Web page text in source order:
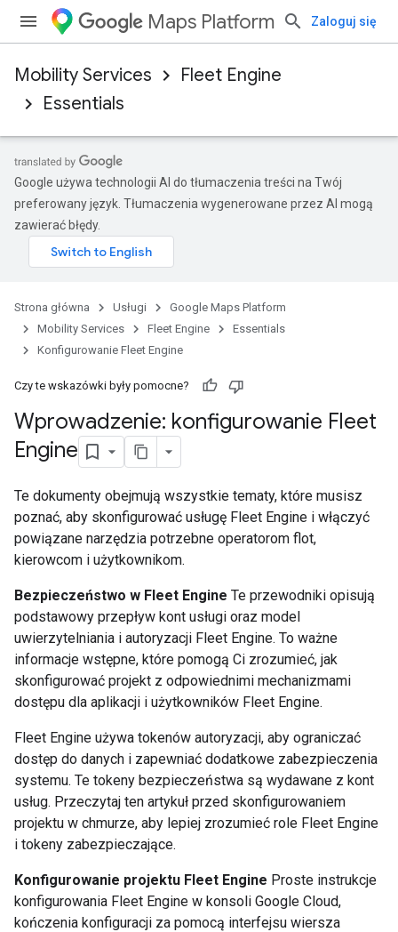
Maps Platform Zaloguj się
Mobility Services
Fleet Engine
Essentials
Google używa technologii AI do tłumaczenia treści na Twój
preferowany język. Tłumaczenia wygenerowane przez AI mogą
zawierać błędy.
Strona główna Usługi
Google Maps Platform
Mobility Services
Fleet Engine
Essentials
Konfigurowanie Fleet Engine
Czy te wskazówki były pomocne?
Wprowadzenie: konfigurowanie Fleet
Engine
Te dokumenty obejmują wszystkie tematy, które musisz
poznać, aby skonfigurować usługę Fleet Engine i włączyć
powiązane narzędzia potrzebne operatorom flot,
kierowcom i użytkownikom.
Bezpieczeństwo w Fleet Engine Te przewodniki opisują
podstawowy przepływ kont usługi oraz model
uwierzytelniania i autoryzacji Fleet Engine. To ważne
informacje wstępne, które pomogą Ci zrozumieć, jak
skonfigurować projekt z odpowiednimi mechanizmami
dostępu dla aplikacji i użytkowników Fleet Engine.
Fleet Engine używa tokenów autoryzacji, aby ograniczać
dostęp do danych i zapewniać dodatkowe zabezpieczenia
systemu. Te tokeny bezpieczeństwa są wydawane z kont
usług. Przeczytaj ten artykuł przed skonfigurowaniem
projektu w chmurze, aby lepiej zrozumieć role Fleet Engine
i tokeny zabezpieczające.
Konfigurowanie projektu Fleet Engine Proste instrukcje
konfigurowania Fleet Engine w konsoli Google Cloud,
kończenia konfiguracji za pomocą interfejsu wiersza